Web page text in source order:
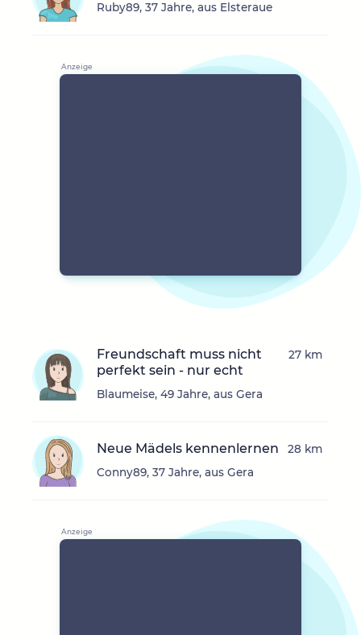
Ruby89, 37 Jahre, aus Elsteraue
Freundschaft muss nicht
perfekt sein - nur echt
Blaumeise, 49 Jahre, aus Gera
27 km
Neue Mädels kennenlernen
Conny89, 37 Jahre, aus Gera
28 km